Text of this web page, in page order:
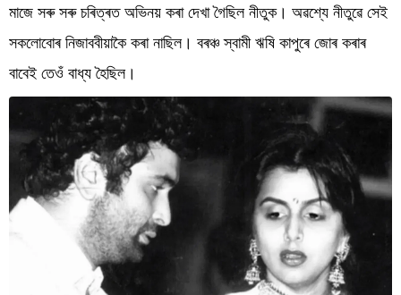
বিশ্ব
প্ৰযুক্তি
Videos
মাজে সৰু সৰু চৰিত্ৰত অভিনয় কৰা দেখা গৈছিল নীতুক। অৱশ্যে নীতুৱে সেই
সকলোবোৰ নিজাববীয়াকৈ কৰা নাছিল। বৰঞ্চ স্বামী ঋষি কাপুৰে জোৰ কৰাৰ
বাবেই তেওঁ বাধ্য হৈছিল।